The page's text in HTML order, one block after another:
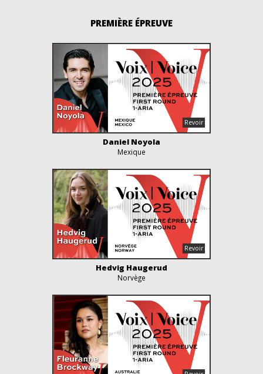
PREMIÈRE ÉPREUVE
Daniel Noyola
Mexique
Hedvig Haugerud
Norvège